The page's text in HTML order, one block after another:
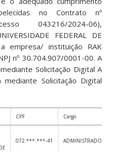
no Contrato nº
043216/2024-06),
FEDERAL DE
empresa/ instituição RAK
nº 30.704.907/0001-00. A
Solicitação Digital A
mediante Solicitação Digital
CPF Cargo
072.***.***-41 ADMINISTRADOR